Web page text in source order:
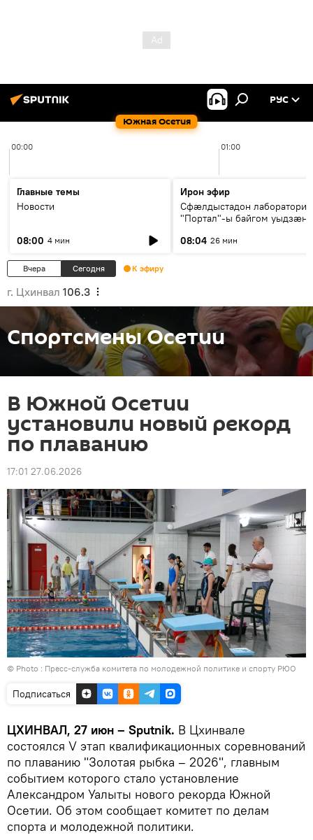
Южная Осетия
РУС
00:00 01:00
Главные темы
Новости
08:00 4 мин
Ирон эфир
Сфæлдыстадон лаборатори
"Портал"-ы байгом уыдзæн
Æхсары куыстыты равдыст
08:04 26 мин
Вчера Сегодня К эфиру
г. Цхинвал 106.3
Спортсмены Осетии
В Южной Осетии
установили новый рекорд
по плаванию
17:01 27.06.2026
© Photo : Пресс-служба комитета по молодежной политике и спорту РЮО
Подписаться
ЦХИНВАЛ, 27 июн – Sputnik. В Цхинвале
состоялся V этап квалификационных соревнований
по плаванию "Золотая рыбка – 2026", главным
событием которого стало установление
Александром Уалыты нового рекорда Южной
Осетии. Об этом сообщает комитет по делам
спорта и молодежной политики.